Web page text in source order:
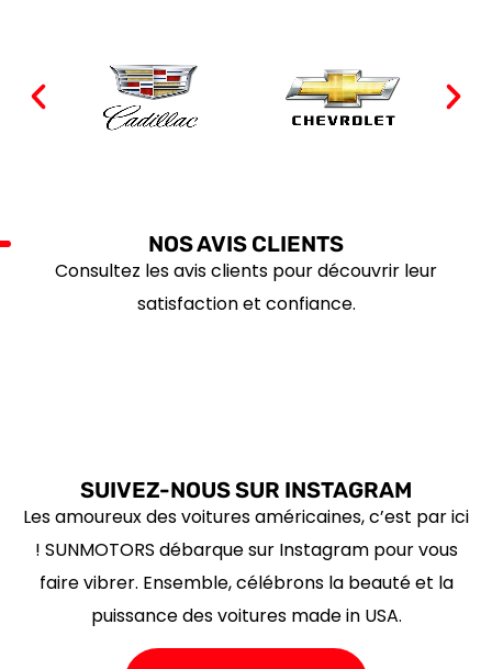
NOS AVIS CLIENTS
Consultez les avis clients pour découvrir leur
satisfaction et confiance.
SUIVEZ-NOUS SUR INSTAGRAM
Les amoureux des voitures américaines, c’est par ici
! SUNMOTORS débarque sur Instagram pour vous
faire vibrer. Ensemble, célébrons la beauté et la
puissance des voitures made in USA.